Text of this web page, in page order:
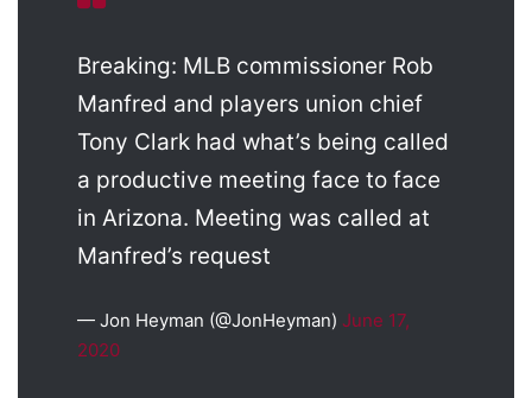
Breaking: MLB commissioner Rob
Manfred and players union chief
Tony Clark had what’s being called
a productive meeting face to face
in Arizona. Meeting was called at
Manfred’s request
— Jon Heyman (@JonHeyman) June 17,
2020